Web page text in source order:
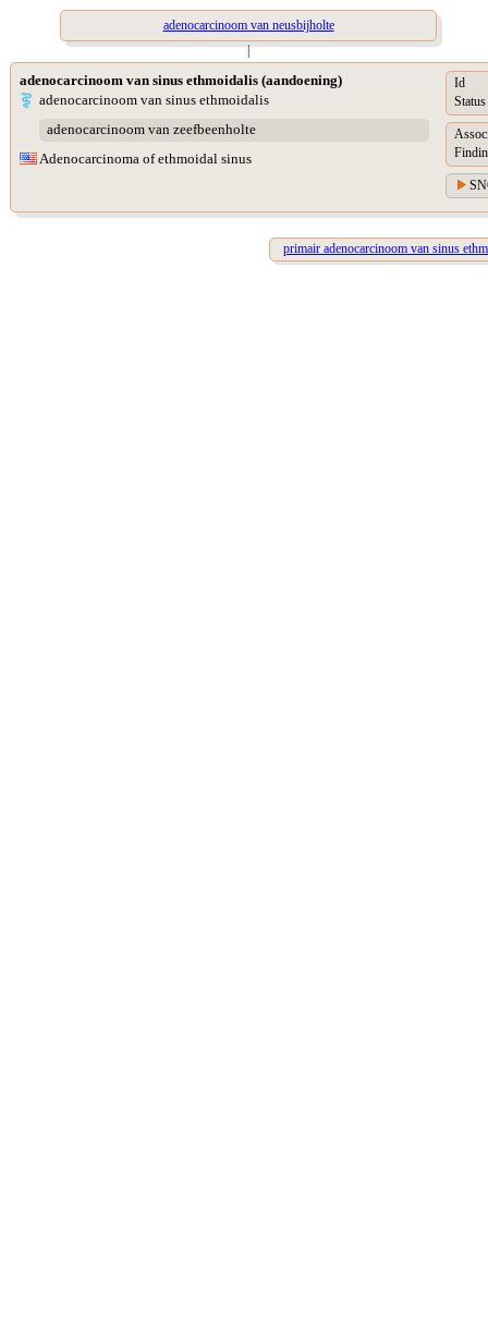
adenocarcinoom van neusbijholte
|
adenocarcinoom van sinus ethmoidalis (aandoening)
adenocarcinoom van sinus ethmoidalis
adenocarcinoom van zeefbeenholte
Adenocarcinoma of ethmoidal sinus
Id
Status
primair adenocarcinoom van sinus